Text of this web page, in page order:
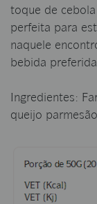
toque de
perfeita para
naquele
bebida
Ingredientes:
queijo